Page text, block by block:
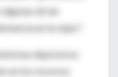
de las
en la vejez".
depresivos
en los recursos